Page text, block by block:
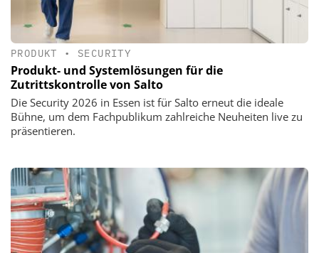
PRODUKT • SECURITY
Produkt- und Systemlösungen für die
Zutrittskontrolle von Salto
Die Security 2026 in Essen ist für Salto erneut die ideale
Bühne, um dem Fachpublikum zahlreiche Neuheiten live zu
präsentieren.